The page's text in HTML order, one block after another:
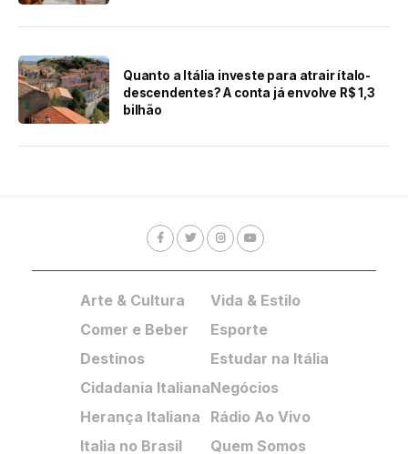
Quanto a Itália investe para atrair ítalo-
descendentes? A conta já envolve R$ 1,3
bilhão
Arte & Cultura
Comer e Beber
Destinos
Cidadania Italiana
Herança Italiana
Italia no Brasil
Vida & Estilo
Esporte
Estudar na Itália
Negócios
Rádio Ao Vivo
Quem Somos